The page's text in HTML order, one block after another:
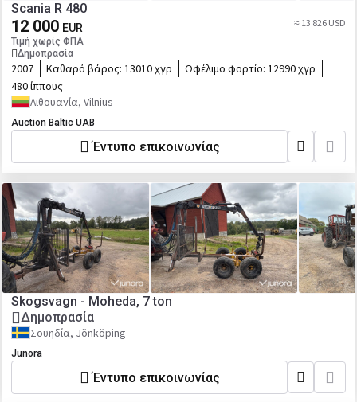
Scania R 480
12 000 EUR
Τιμή χωρίς ΦΠΑ
Δημοπρασία
≈ 13 826 USD
2007 Καθαρό βάρος: 13010 χγρ Ωφέλιμο φορτίο: 12990 χγρ
480 ίππους
Λιθουανία, Vilnius
Auction Baltic UAB
Έντυπο επικοινωνίας
Skogsvagn - Moheda, 7 ton
Δημοπρασία
Σουηδία, Jönköping
Junora
Έντυπο επικοινωνίας